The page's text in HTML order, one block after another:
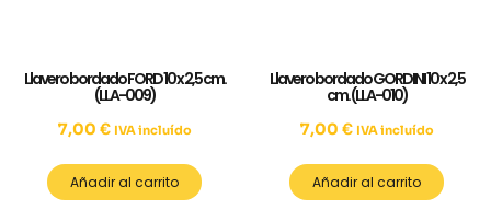
Llavero bordado FORD 10 x 2,5 cm.
(LLA-009)
7,00 € IVA incluído
Añadir al carrito
Llavero bordado GORDINI 10 x 2,5
cm. (LLA-010)
7,00 € IVA incluído
Añadir al carrito